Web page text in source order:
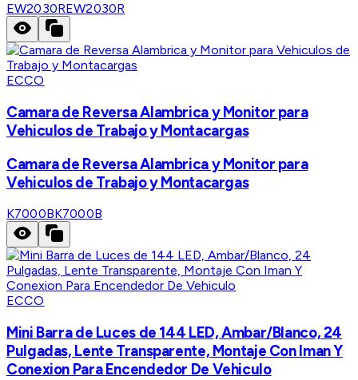
EW2030REW2030R
ECCO
Camara de Reversa Alambrica y Monitor para
Vehiculos de Trabajo y Montacargas
Camara de Reversa Alambrica y Monitor para
Vehiculos de Trabajo y Montacargas
K7000BK7000B
ECCO
Mini Barra de Luces de 144 LED, Ambar/Blanco, 24
Pulgadas, Lente Transparente, Montaje Con Iman Y
Conexion Para Encendedor De Vehiculo